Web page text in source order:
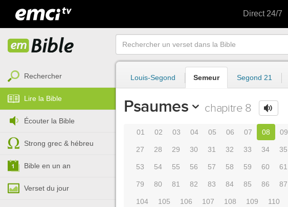
Direct 24/7
Rechercher
Lire la Bible
Écouter la Bible
Strong grec & hébreu
Bible en un an
Verset du jour
Louis-Segond Semeur Segond 21
Psaumes chapitre 8
01 02 03 04 05 06 07 08 09
27 28 29 30 31 32 33 34 35
53 54 55 56 57 58 59 60 61
79 80 81 82 83 84 85 86 87
104 105 106 107 108 109 110